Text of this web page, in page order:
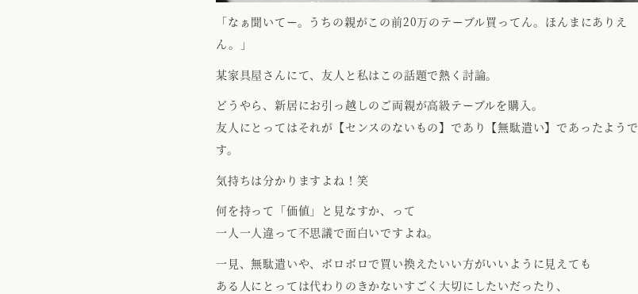
「なぁ聞いてー。うちの親がこの前20万のテーブル買ってん。ほんまにありえ
ん。」
某家具屋さんにて、友人と私はこの話題で熱く討論。
どうやら、新居にお引っ越しのご両親が高級テーブルを購入。
友人にとってはそれが【センスのないもの】であり【無駄遣い】であったようで
す。
気持ちは分かりますよね！笑
何を持って「価値」と見なすか、って
一人一人違って不思議で面白いですよね。
一見、無駄遣いや、ボロボロで買い換えたいい方がいいように見えても
ある人にとっては代わりのきかないすごく大切にしたいだったり、